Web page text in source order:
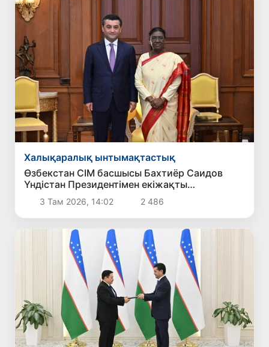
Халықаралық ынтымақтастық
Өзбекстан СІМ басшысы Бахтиёр Саидов
Үндістан Президентімен екіжақты
байланыстарды нығайту мәселелерін
талқылады
3 Там 2026, 14:02 2 486